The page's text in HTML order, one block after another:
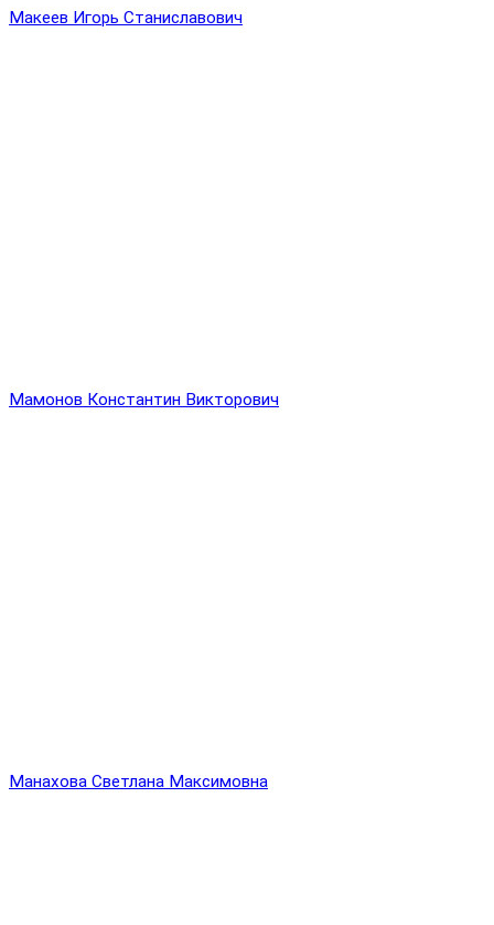
Макеев Игорь Станиславович
Мамонов Константин Викторович
Манахова Светлана Максимовна